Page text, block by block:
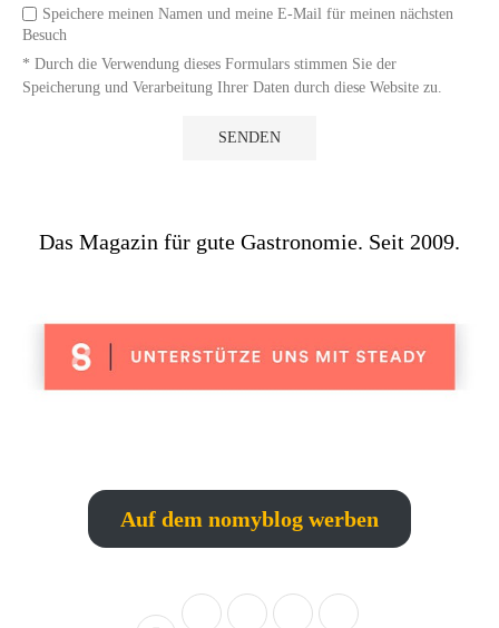
Speichere meinen Namen und meine E-Mail für meinen nächsten
Besuch
* Durch die Verwendung dieses Formulars stimmen Sie der
Speicherung und Verarbeitung Ihrer Daten durch diese Website zu.
Das Magazin für gute Gastronomie. Seit 2009.
Auf dem nomyblog werben